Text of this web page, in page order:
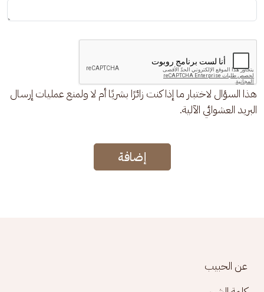
هذا السؤال لاختبار ما إذا كنت زائرًا بشريًا أم لا ولمنع عمليات إرسال
البريد العشوائي الآلية.
إضافة
Footer menu
عن الحبيب